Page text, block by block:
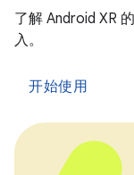
了解 Android XR
入。
开始使用